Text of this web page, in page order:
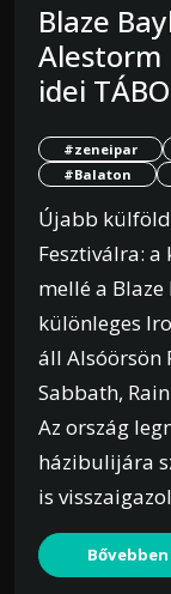
Blaze
Alestorm
idei
#zeneipar
#Balaton
Újabb
Fesztiválra:
mellé a
különleges
áll Alsóörsön
Sabbath,
Az ország
házibulijára
is
Bővebben